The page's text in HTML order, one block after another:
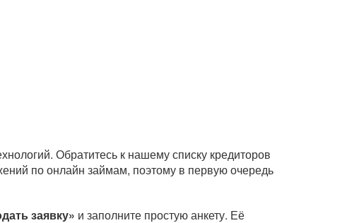
Обратитесь к нашему списку кредиторов
по онлайн займам, поэтому в первую очередь
заявку» и заполните простую анкету. Её